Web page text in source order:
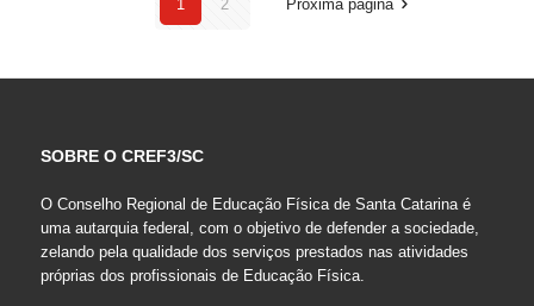
1 2 Próxima página
SOBRE O CREF3/SC
O Conselho Regional de Educação Física de Santa Catarina é
uma autarquia federal, com o objetivo de defender a sociedade,
zelando pela qualidade dos serviços prestados nas atividades
próprias dos profissionais de Educação Física.